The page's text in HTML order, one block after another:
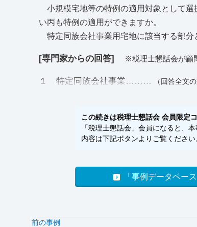
小規模宅地等の特例の適用対象として選
い丙も特例の適用ができますか。
特定同族会社事業用宅地に該当する部分
[専門家からの回答] ※税理士懇話会が顧
１ 特定同族会社事業……… （回答全文
この続きは税理士懇話会 会員限定
「税理士懇話会」会員になると、
内容は下記ボタンよりご覧くださ
「事例データベー
前の事例